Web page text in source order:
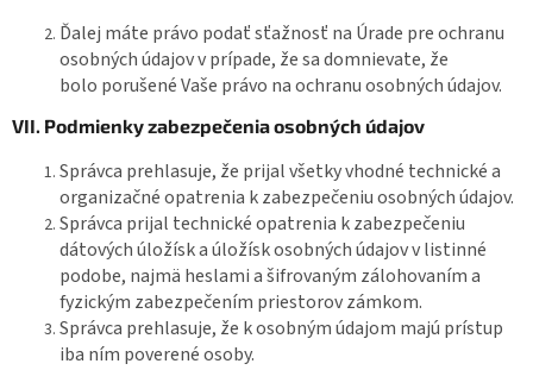
Ďalej máte právo podať sťažnosť na Úrade pre ochranu
osobných údajov v prípade, že sa domnievate, že
bolo porušené Vaše právo na ochranu osobných údajov.
VII. Podmienky zabezpečenia osobných údajov
Správca prehlasuje, že prijal všetky vhodné technické a
organizačné opatrenia k zabezpečeniu osobných údajov.
Správca prijal technické opatrenia k zabezpečeniu
dátových úložísk a úložísk osobných údajov v listinné
podobe, najmä heslami a šifrovaným zálohovaním a
fyzickým zabezpečením priestorov zámkom.
Správca prehlasuje, že k osobným údajom majú prístup
iba ním poverené osoby.